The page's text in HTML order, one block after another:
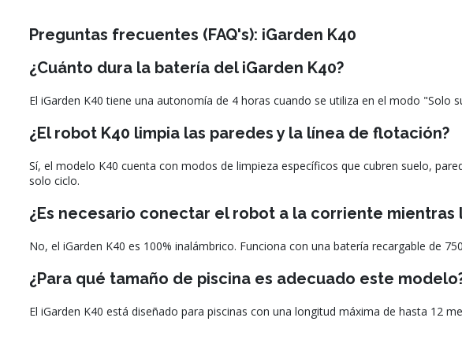
Preguntas frecuentes (FAQ's): iGarden K40
¿Cuánto dura la batería del iGarden K40?
El iGarden K40 tiene una autonomía de 4 horas cuando se utiliza en el modo
¿El robot K40 limpia las paredes y la línea de flotación?
Sí, el modelo K40 cuenta con modos de limpieza específicos que cubren suelo,
solo ciclo.
¿Es necesario conectar el robot a la corriente mientras
No, el iGarden K40 es 100% inalámbrico. Funciona con una batería recargable de
¿Para qué tamaño de piscina es adecuado este
El iGarden K40 está diseñado para piscinas con una longitud máxima de hasta 12